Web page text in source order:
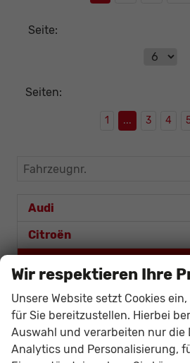
Seite:
Seiten:
1 ... 3 4
Fahrzeugnr.
Audi
Citroën
Formentor
Formentor VZ5
Leon
Leon Sportstourer
Wir respektieren Ihre
Unsere Website setzt Cookies
für Sie bereitzustellen. Hierbei
Auswahl und verarbeiten nur die
Analytics und Personalisierung,